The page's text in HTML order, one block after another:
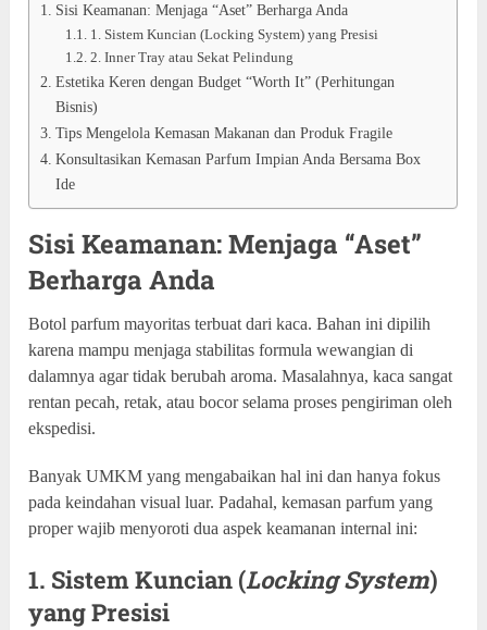
Sisi Keamanan: Menjaga “Aset” Berharga Anda
1. Sistem Kuncian (Locking System) yang Presisi
2. Inner Tray atau Sekat Pelindung
Estetika Keren dengan Budget “Worth It” (Perhitungan
Bisnis)
Tips Mengelola Kemasan Makanan dan Produk Fragile
Konsultasikan Kemasan Parfum Impian Anda Bersama Box
Ide
Sisi Keamanan: Menjaga “Aset”
Berharga Anda
Botol parfum mayoritas terbuat dari kaca. Bahan ini dipilih
karena mampu menjaga stabilitas formula wewangian di
dalamnya agar tidak berubah aroma. Masalahnya, kaca sangat
rentan pecah, retak, atau bocor selama proses pengiriman oleh
ekspedisi.
Banyak UMKM yang mengabaikan hal ini dan hanya fokus
pada keindahan visual luar. Padahal, kemasan parfum yang
proper wajib menyoroti dua aspek keamanan internal ini:
1. Sistem Kuncian (Locking System)
yang Presisi